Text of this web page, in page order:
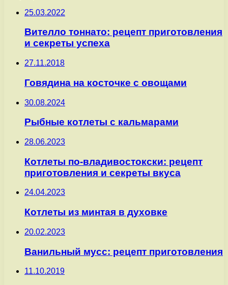
25.03.2022
Вителло тоннато: рецепт приготовления
и секреты успеха
27.11.2018
Говядина на косточке с овощами
30.08.2024
Рыбные котлеты с кальмарами
28.06.2023
Котлеты по-владивостокски: рецепт
приготовления и секреты вкуса
24.04.2023
Котлеты из минтая в духовке
20.02.2023
Ванильный мусс: рецепт приготовления
11.10.2019